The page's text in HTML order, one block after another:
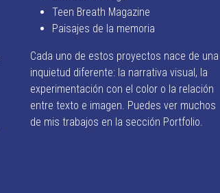
Teen Breath Magazine
Paisajes de la memoria
Cada uno de estos proyectos nace de una
inquietud diferente: la narrativa visual, la
experimentación con el color o la relación
entre texto e imagen. Puedes ver muchos
de mis trabajos en la sección Portfolio.